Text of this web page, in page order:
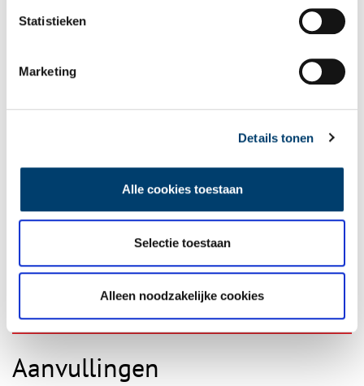
Statistieken
Marketing
Details tonen
Alle cookies toestaan
Selectie toestaan
Alleen noodzakelijke cookies
Publicatiedatum: 04/05/2011
Ontvang de nieuwsbrief
Wilt u op de hoogte blijven van de mooiste verhalen en het
laatste erfgoednieuws? Schrijf u dan nu in voor onze
Bij inschrijving gaat u akkoord met ons
Aanvullingen